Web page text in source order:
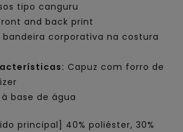
tipo canguru
and back print
bandeira corporativa na costura
Capuz com forro de
base de água
principal] 40% poliéster, 30%